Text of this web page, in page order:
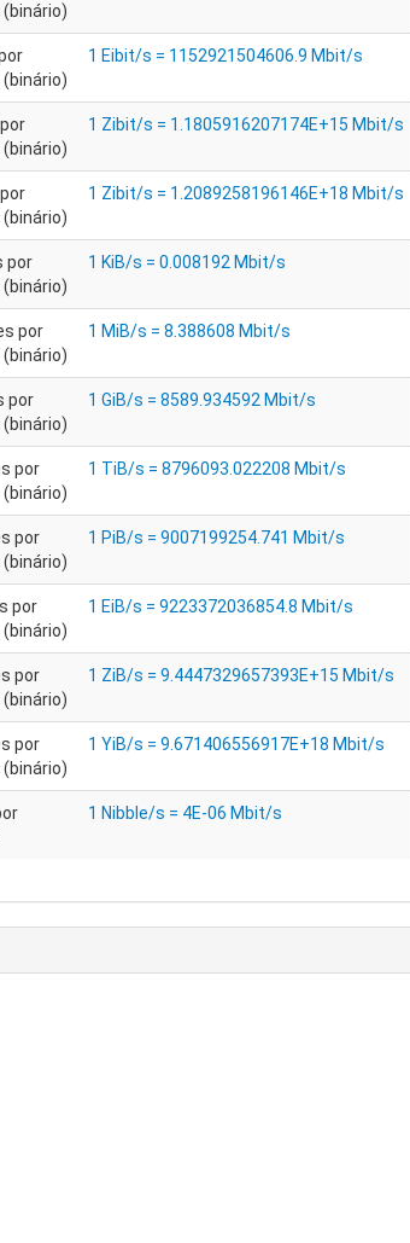
1 Eibit/s = 1152921504606.9 Mbit/s
1 Zibit/s = 1.1805916207174E+15 Mbit/s
1 Zibit/s = 1.2089258196146E+18 Mbit/s
por
1 KiB/s = 0.008192 Mbit/s
por
1 MiB/s = 8.388608 Mbit/s
por
1 GiB/s = 8589.934592 Mbit/s
por
1 TiB/s = 8796093.022208 Mbit/s
por
1 PiB/s = 9007199254.741 Mbit/s
por
1 EiB/s = 9223372036854.8 Mbit/s
por
1 ZiB/s = 9.4447329657393E+15 Mbit/s
por
1 YiB/s = 9.671406556917E+18 Mbit/s
1 Nibble/s = 4E-06 Mbit/s